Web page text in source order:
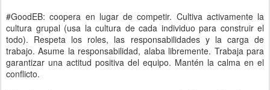
#GoodEB: coopera en lugar de competir. Cultiva activamente la
cultura grupal (usa la cultura de cada individuo para construir el
todo). Respeta los roles, las responsabilidades y la carga de
trabajo. Asume la responsabilidad, alaba libremente. Trabaja para
garantizar una actitud positiva del equipo. Mantén la calma en el
conflicto.